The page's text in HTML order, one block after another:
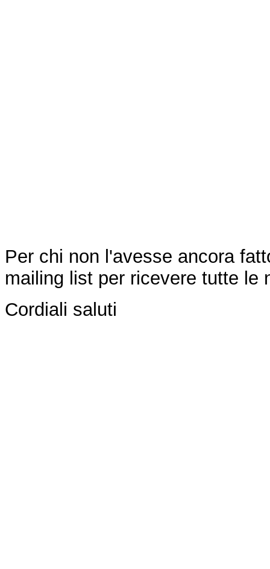
Per chi non l'avesse ancora
mailing list per ricevere tutte le
Cordiali saluti